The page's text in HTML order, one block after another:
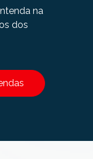
na
dos